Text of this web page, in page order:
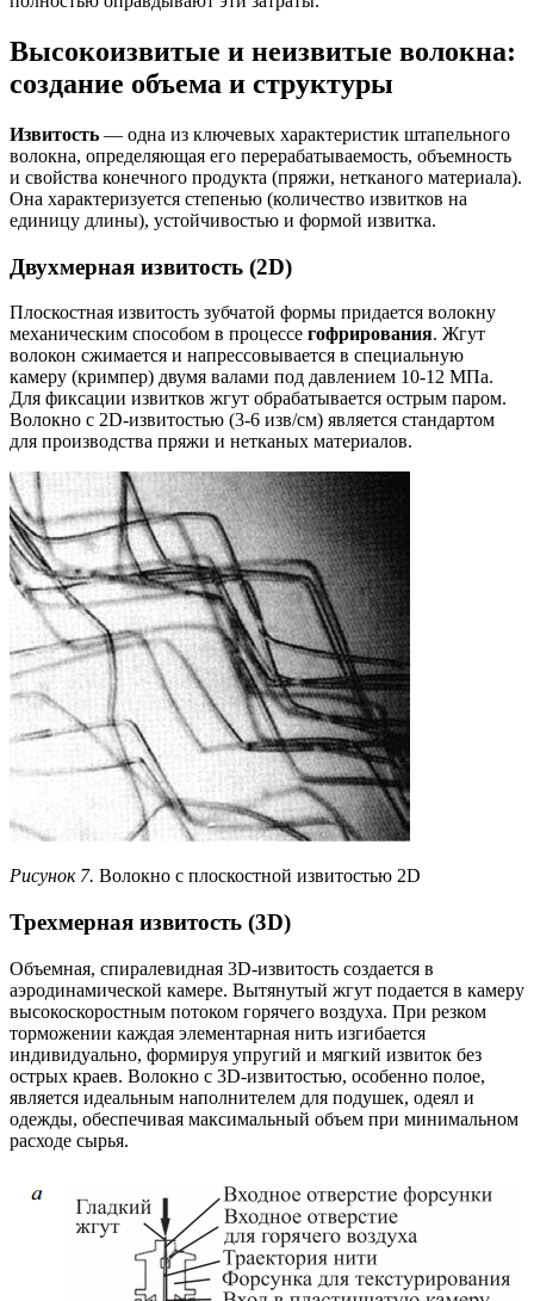
Высокоизвитые и неизвитые волокна:
создание объема и структуры
Извитость — одна из ключевых характеристик штапельного
волокна, определяющая его перерабатываемость, объемность
и свойства конечного продукта (пряжи, нетканого материала).
Она характеризуется степенью (количество извитков на
единицу длины), устойчивостью и формой извитка.
Двухмерная извитость (2D)
Плоскостная извитость зубчатой формы придается волокну
механическим способом в процессе гофрирования. Жгут
волокон сжимается и напрессовывается в специальную
камеру (кримпер) двумя валами под давлением 10-12 МПа.
Для фиксации извитков жгут обрабатывается острым паром.
Волокно с 2D-извитостью (3-6 изв/см) является стандартом
для производства пряжи и нетканых материалов.
Рисунок 7. Волокно с плоскостной извитостью 2D
Трехмерная извитость (3D)
Объемная, спиралевидная 3D-извитость создается в
аэродинамической камере. Вытянутый жгут подается в камеру
высокоскоростным потоком горячего воздуха. При резком
торможении каждая элементарная нить изгибается
индивидуально, формируя упругий и мягкий извиток без
острых краев. Волокно с 3D-извитостью, особенно полое,
является идеальным наполнителем для подушек, одеял и
одежды, обеспечивая максимальный объем при минимальном
расходе сырья.